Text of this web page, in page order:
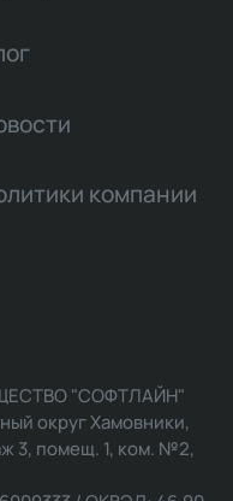
компании
"СОФТЛАЙН"
округ Хамовники,
3, помещ. 1, ком. №2,